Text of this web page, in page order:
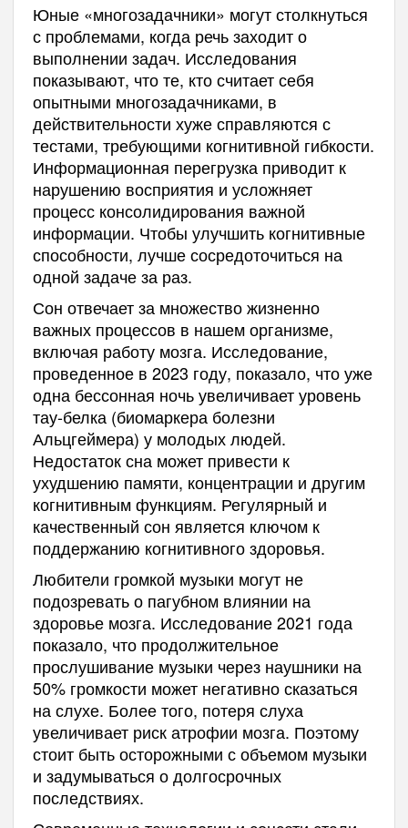
Юные «многозадачники» могут столкнуться
с проблемами, когда речь заходит о
выполнении задач. Исследования
показывают, что те, кто считает себя
опытными многозадачниками, в
действительности хуже справляются с
тестами, требующими когнитивной гибкости.
Информационная перегрузка приводит к
нарушению восприятия и усложняет
процесс консолидирования важной
информации. Чтобы улучшить когнитивные
способности, лучше сосредоточиться на
одной задаче за раз.
Сон отвечает за множество жизненно
важных процессов в нашем организме,
включая работу мозга. Исследование,
проведенное в 2023 году, показало, что уже
одна бессонная ночь увеличивает уровень
тау-белка (биомаркера болезни
Альцгеймера) у молодых людей.
Недостаток сна может привести к
ухудшению памяти, концентрации и другим
когнитивным функциям. Регулярный и
качественный сон является ключом к
поддержанию когнитивного здоровья.
Любители громкой музыки могут не
подозревать о пагубном влиянии на
здоровье мозга. Исследование 2021 года
показало, что продолжительное
прослушивание музыки через наушники на
50% громкости может негативно сказаться
на слухе. Более того, потеря слуха
увеличивает риск атрофии мозга. Поэтому
стоит быть осторожными с объемом музыки
и задумываться о долгосрочных
последствиях.